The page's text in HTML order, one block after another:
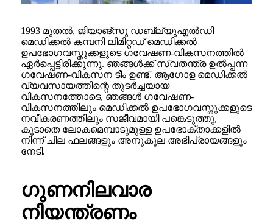
1993 മുതൽ, ജിയാങ്‌സു ഡബ്ല്യുഎൽഡി
മെഡിക്കൽ കമ്പനി ലിമിറ്റഡ് മെഡിക്കൽ
ഉപഭോഗവസ്തുക്കളുടെ ഗവേഷണ-വികസനത്തിൽ
ഏർപ്പെട്ടിരിക്കുന്നു. ഞങ്ങൾക്ക് സ്വതന്ത്ര ഉൽപ്പന്ന
ഗവേഷണ-വികസന ടീം ഉണ്ട്. ആഗോള മെഡിക്കൽ
വ്യവസായത്തിന്റെ തുടർച്ചയായ
വികസനത്തോടെ, ഞങ്ങൾ ഗവേഷണ-
വികസനത്തിലും മെഡിക്കൽ ഉപഭോഗവസ്തുക്കളുടെ
നവീകരണത്തിലും സജീവമായി പങ്കെടുത്തു,
കൂടാതെ ലോകമെമ്പാടുമുള്ള ഉപഭോക്താക്കളിൽ
നിന്ന് ചില ഫലങ്ങളും അനുകൂല അഭിപ്രായങ്ങളും
നേടി.
ഗുണനിലവാര
നിയന്ത്രണം